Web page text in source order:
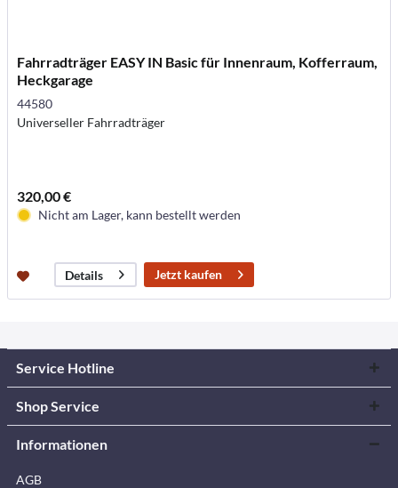
Fahrradträger EASY IN Basic für Innenraum, Kofferraum,
Heckgarage
44580
Universeller Fahrradträger
320,00 €
Nicht am Lager, kann bestellt werden
Details Jetzt kaufen
Service Hotline
Shop Service
Informationen
AGB